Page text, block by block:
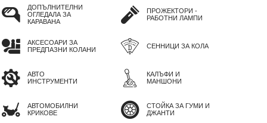
ДОПЪЛНИТЕЛНИ
ОГЛЕДАЛА ЗА
КАРАВАНА
АКСЕСОАРИ ЗА
ПРЕДПАЗНИ КОЛАНИ
АВТО
ИНСТРУМЕНТИ
АВТОМОБИЛНИ
КРИКОВЕ
ПРОЖЕКТОРИ -
РАБОТНИ ЛАМПИ
СЕННИЦИ ЗА КОЛА
КАЛЪФИ И
МАНШОНИ
СТОЙКА ЗА ГУМИ И
ДЖАНТИ